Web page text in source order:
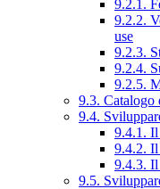
9.2.1.
9.2.2.
use
9.2.3.
9.2.4.
9.2.5.
9.3. Catalogo
9.4.
9.4.1.
9.4.2.
9.4.3.
9.5.